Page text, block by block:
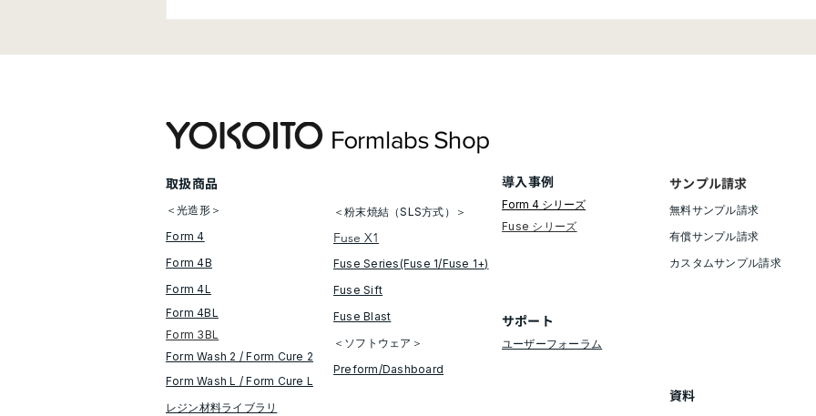
【新製品】Formlabs 大型産
業用SLS 3Dプリンター
表
【新商品ウェビナー】熱可塑
性プラスチックに匹敵する 次
【新
現
​取扱商品
＜光造形＞
Form 4
Form 4B
Form 4L
Form 4BL
Form 3BL
Form Wash 2 / Form Cure​ 2
​​Form Wash L / Form Cure L
レジン材料ライブラリ
＜粉末焼結（SLS方式）＞
Fuse X1
Fuse Series(Fuse 1/Fuse 1+)
Fuse Sift
​Fuse Blast
＜ソフトウェア＞
​Preform/Dashboard
導入事例
Form 4 シリーズ
​Fuse シリーズ
​サポート
ユーザーフォーラム
サンプル請求
無料サンプル請求​
有償サンプル請求
​カスタムサンプル請求
資料